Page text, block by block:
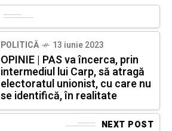
POLITICĂ 13 iunie 2023
OPINIE | PAS va încerca, prin
intermediul lui Carp, să atragă
electoratul unionist, cu care nu
se identifică, în realitate
NEXT POST